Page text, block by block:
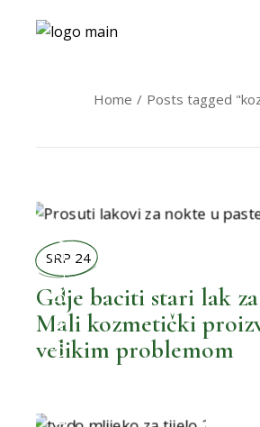
Home Posts tagged
BOLJA OKOLINA
,
BOLJI ŽIVOT
SRP 24
Gdje baciti stari lak
Mali kozmetički
velikim problemom